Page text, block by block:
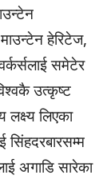
हेरिटेज,
समेटेर
उत्कृष्ट
लक्ष्य लिएका
अगाडि सारेका